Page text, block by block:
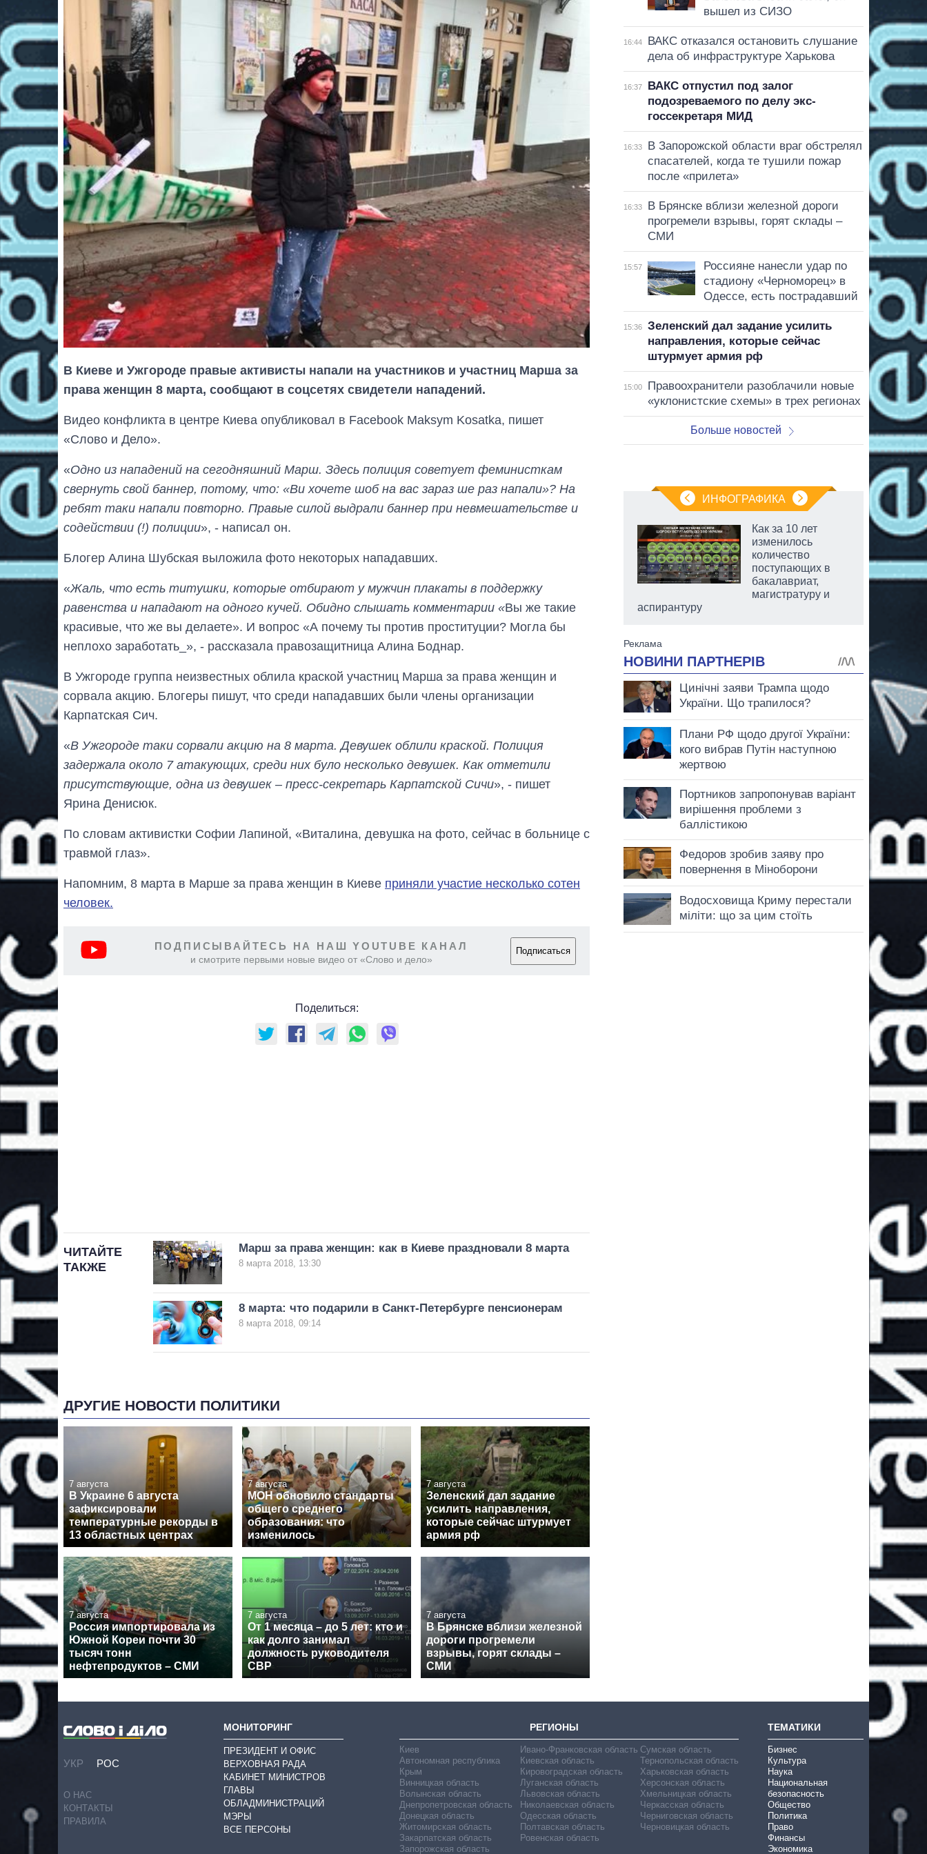
В Киеве и Ужгороде правые активисты напали на участников и участниц Марша за
права женщин 8 марта, сообщают в соцсетях свидетели нападений.
Видео конфликта в центре Киева опубликовал в Facebook Maksym Kosatka, пишет
«Слово и Дело».
«Одно из нападений на сегодняшний Марш. Здесь полиция советует феминисткам
свернуть свой баннер, потому, что: «Ви хочете шоб на вас зараз ше раз напали»? На
ребят таки напали повторно. Правые силой выдрали баннер при невмешательстве и
содействии (!) полиции», - написал он.
Блогер Алина Шубская выложила фото некоторых нападавших.
«Жаль, что есть титушки, которые отбирают у мужчин плакаты в поддержку
равенства и нападают на одного кучей. Обидно слышать комментарии «Вы же такие
красивые, что же вы делаете». И вопрос «А почему ты против проституции? Могла бы
неплохо заработать_», - рассказала правозащитница Алина Боднар.
В Ужгороде группа неизвестных облила краской участниц Марша за права женщин и
сорвала акцию. Блогеры пишут, что среди нападавших были члены организации
Карпатская Сич.
«В Ужгороде таки сорвали акцию на 8 марта. Девушек облили краской. Полиция
задержала около 7 атакующих, среди них було несколько девушек. Как отметили
присутствующие, одна из девушек – пресс-секретарь Карпатской Сичи», - пишет
Ярина Денисюк.
По словам активистки Софии Лапиной, «Виталина, девушка на фото, сейчас в больнице с
травмой глаз».
Напомним, 8 марта в Марше за права женщин в Киеве приняли участие несколько сотен
человек.
ПОДПИСЫВАЙТЕСЬ НА НАШ YOUTUBE КАНАЛ
и смотрите первыми новые видео от «Слово и дело»
Подписаться
Поделиться:
ЧИТАЙТЕ
ТАКЖЕ
Марш за права женщин: как в Киеве праздновали 8 марта
8 марта 2018, 13:30
8 марта: что подарили в Санкт-Петербурге пенсионерам
8 марта 2018, 09:14
ДРУГИЕ НОВОСТИ ПОЛИТИКИ
7 августа
В Украине 6 августа
зафиксировали
температурные рекорды в
13 областных центрах
7 августа
МОН обновило стандарты
общего среднего
образования: что
изменилось
7 августа
Зеленский дал задание
усилить направления,
которые сейчас штурмует
армия рф
7 августа
Россия импортировала из
Южной Кореи почти 30
тысяч тонн
нефтепродуктов – СМИ
7 августа
От 1 месяца – до 5 лет: кто и
как долго занимал
должность руководителя
СВР
7 августа
В Брянске вблизи железной
дороги прогремели
взрывы, горят склады –
СМИ
вышел из СИЗО
16:44
ВАКС отказался остановить слушание
дела об инфраструктуре Харькова
16:37
ВАКС отпустил под залог
подозреваемого по делу экс-
госсекретаря МИД
16:33
В Запорожской области враг обстрелял
спасателей, когда те тушили пожар
после «прилета»
16:33
В Брянске вблизи железной дороги
прогремели взрывы, горят склады –
СМИ
15:57
Россияне нанесли удар по
стадиону «Черноморец» в
Одессе, есть пострадавший
15:36
Зеленский дал задание усилить
направления, которые сейчас
штурмует армия рф
15:00
Правоохранители разоблачили новые
«уклонистские схемы» в трех регионах
Больше новостей
ИНФОГРАФИКА
главной целью рф
Как за 10 лет
изменилось
количество
поступающих в
бакалавриат,
магистратуру и
аспирантуру
УКР РОС
О НАС
КОНТАКТЫ
ПРАВИЛА
МОНИТОРИНГ
ПРЕЗИДЕНТ И ОФИС
ВЕРХОВНАЯ РАДА
КАБИНЕТ МИНИСТРОВ
ГЛАВЫ
ОБЛАДМИНИСТРАЦИЙ
МЭРЫ
ВСЕ ПЕРСОНЫ
РЕГИОНЫ
Киев
Автономная республика
Крым
Винницкая область
Волынская область
Днепропетровская область
Донецкая область
Житомирская область
Закарпатская область
Запорожская область
Ивано-Франковская область
Киевская область
Кировоградская область
Луганская область
Львовская область
Николаевская область
Одесская область
Полтавская область
Ровенская область
Сумская область
Тернопольская область
Харьковская область
Херсонская область
Хмельницкая область
Черкасская область
Черниговская область
Черновицкая область
ТЕМАТИКИ
Бизнес
Культура
Наука
Национальная
безопасность
Общество
Политика
Право
Финансы
Экономика